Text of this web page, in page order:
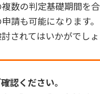
数の判定基礎期間を
請も可能になります。
されてはいかがでしょ
認ください。